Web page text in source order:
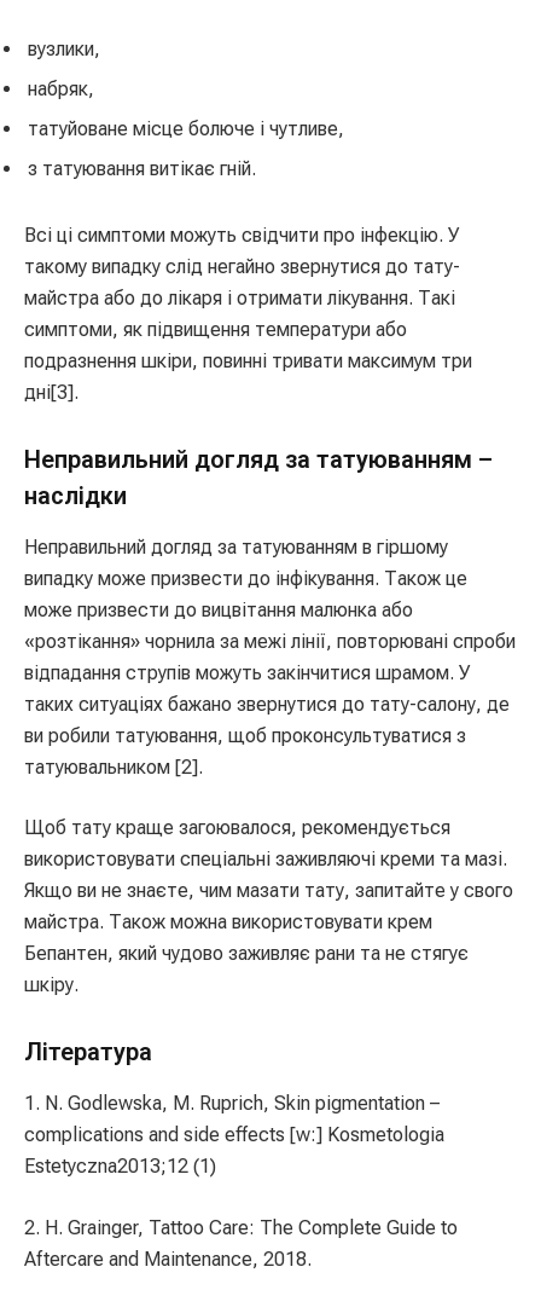
вузлики,
набряк,
татуйоване місце болюче і чутливе,
з татуювання витікає гній.
Всі ці симптоми можуть свідчити про інфекцію. У
такому випадку слід негайно звернутися до тату-
майстра або до лікаря і отримати лікування. Такі
симптоми, як підвищення температури або
подразнення шкіри, повинні тривати максимум три
дні[3].
Неправильний догляд за татуюванням –
наслідки
Неправильний догляд за татуюванням в гіршому
випадку може призвести до інфікування. Також це
може призвести до вицвітання малюнка або
«розтікання» чорнила за межі лінії, повторювані спроби
відпадання струпів можуть закінчитися шрамом. У
таких ситуаціях бажано звернутися до тату-салону, де
ви робили татуювання, щоб проконсультуватися з
татуювальником [2].
Щоб тату краще загоювалося, рекомендується
використовувати спеціальні заживляючі креми та мазі.
Якщо ви не знаєте, чим мазати тату, запитайте у свого
майстра. Також можна використовувати крем
Бепантен, який чудово заживляє рани та не стягує
шкіру.
Література
1. N. Godlewska, M. Ruprich, Skin pigmentation –
complications and side effects [w:] Kosmetologia
Estetyczna2013;12 (1)
2. H. Grainger, Tattoo Care: The Complete Guide to
Aftercare and Maintenance, 2018.